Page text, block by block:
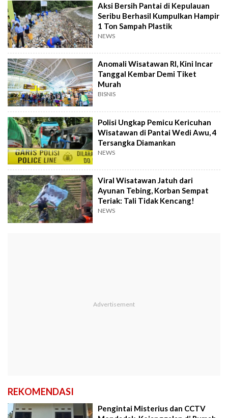
Aksi Bersih Pantai di Kepulauan
Seribu Berhasil Kumpulkan Hampir
1 Ton Sampah Plastik
NEWS
Anomali Wisatawan RI, Kini Incar
Tanggal Kembar Demi Tiket
Murah
BISNIS
Polisi Ungkap Pemicu Kericuhan
Wisatawan di Pantai Wedi Awu, 4
Tersangka Diamankan
NEWS
Viral Wisatawan Jatuh dari
Ayunan Tebing, Korban Sempat
Teriak: Tali Tidak Kencang!
NEWS
REKOMENDASI
Pengintai Misterius dan CCTV